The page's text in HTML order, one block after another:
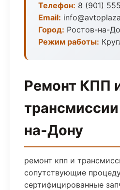
Телефон: 8 (901)
Email:
Город: Ростов-на-
Режим работы:
Ремонт КПП
на-Дону
ремонт кпп и
сопутствующие
сертифицированные